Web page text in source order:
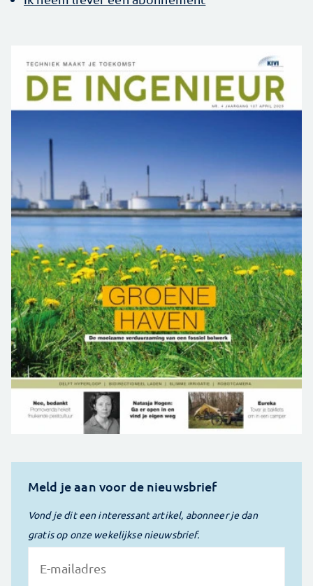
Meld je aan voor de nieuwsbrief
Vond je dit een interessant artikel, abonneer je dan
gratis op onze wekelijkse nieuwsbrief.